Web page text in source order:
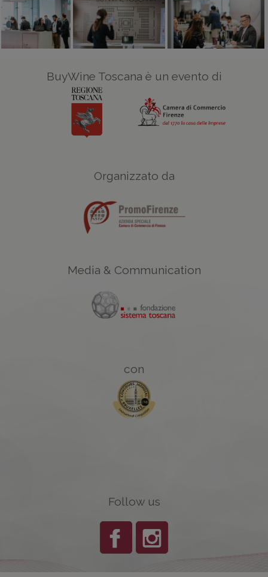
BuyWine Toscana è un evento di
Organizzato da
Media & Communication
con
Follow us